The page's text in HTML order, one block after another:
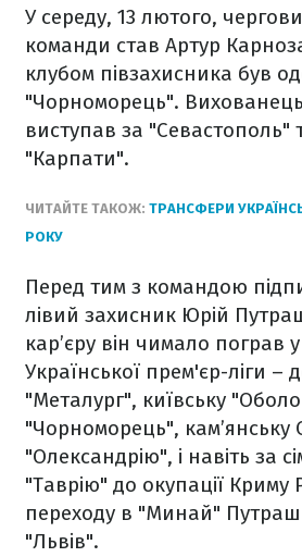
У середу, 13 лютого,
команди став Артур
клубом півзахисника був
"Чорноморець".
виступав за "Севастополь"
"Карпати".
ЧИТАЙТЕ ТАКОЖ: ТРАНСФЕРИ
РОКУ
Перед тим з командою
лівий захисник Юрій
кар’єру він чимало пограв
Української прем'єр-ліги –
"Металург", київську
"Чорноморець", кам’янську
"Олександрію", і навіть за
"Таврію" до окупації Криму
переходу в "Минай"
"Львів".